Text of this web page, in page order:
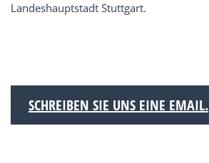
Landeshauptstadt Stuttgart.
SCHREIBEN SIE UNS EINE EMAIL.